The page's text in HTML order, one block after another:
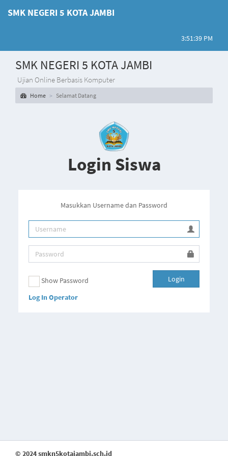
SMK NEGERI 5 KOTA JAMBI
3:51:39 PM
SMK NEGERI 5 KOTA JAMBI
Ujian Online Berbasis Komputer
Home Selamat Datang
Login Siswa
Masukkan Username dan Password
Show Password
Log In Operator
Login
© 2024 smkn5kotajambi.sch.id